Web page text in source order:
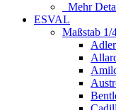
Mehr
ESVAL
Maßstab 1/
Adler